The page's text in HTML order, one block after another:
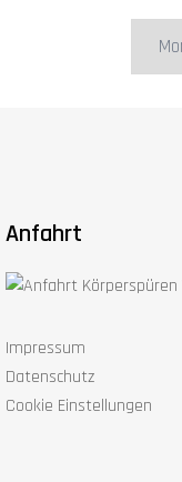
Anfahrt
Impressum
Datenschutz
Cookie Einstellungen